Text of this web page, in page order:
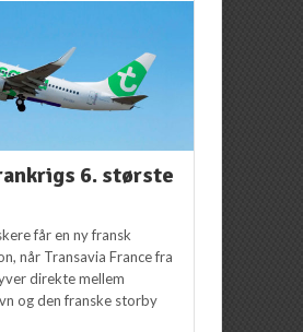
6. største
får en ny fransk
når Transavia France fra
direkte mellem
og den franske storby